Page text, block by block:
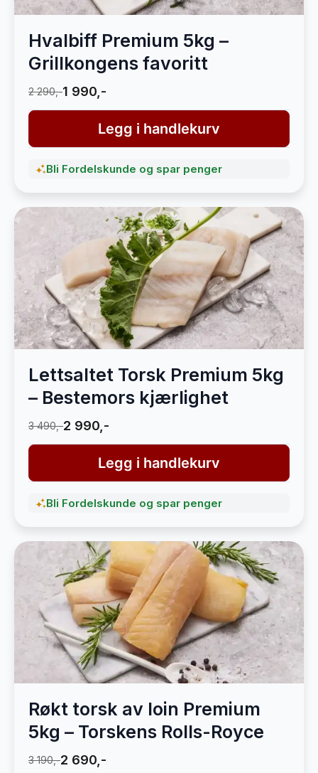
Hvalbiff Premium 5kg –
Grillkongens favoritt
2 290,-1 990,-
Legg i handlekurv
Bli Fordelskunde og spar penger
Lettsaltet Torsk Premium 5kg
– Bestemors kjærlighet
3 490,-2 990,-
Legg i handlekurv
Bli Fordelskunde og spar penger
Røkt torsk av loin Premium
5kg – Torskens Rolls-Royce
3 190,-2 690,-